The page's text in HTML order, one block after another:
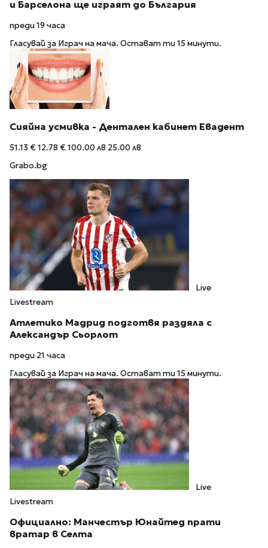
и Барселона ще играят до България
преди 19 часа
Гласувай за Играч на мача. Остават ти 15 минути.
Сияйна усмивка - Дентален кабинет Евадент
51.13 €12.78 €100.00 лв 25.00 лв
Grabo.bg
Live
Livestream
Атлетико Мадрид подготвя раздяла с
Александър Сьорлот
преди 21 часа
Гласувай за Играч на мача. Остават ти 15 минути.
Live
Livestream
Официално: Манчестър Юнайтед прати
вратар в Селта